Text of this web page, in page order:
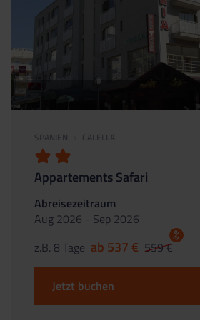
SPANIEN CALELLA
Appartements Safari
Abreisezeitraum
Aug 2026 - Sep 2026
z.B. 8 Tage ab 537 € 559 €
%
Jetzt buchen